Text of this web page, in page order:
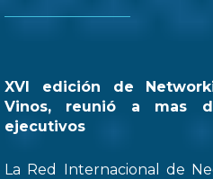
XVI edición de
Vinos, reunió a mas
ejecutivos
La Red Internacional de